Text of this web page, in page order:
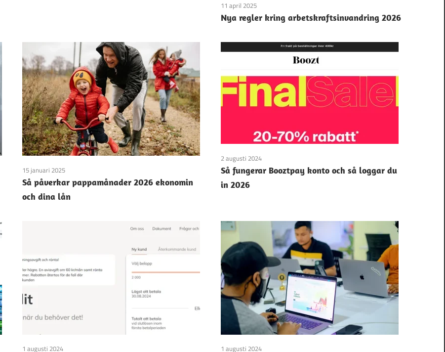
11 april 2025
Nya regler kring arbetskraftsinvandring 2026
15 januari 2025
Så påverkar pappamånader 2026 ekonomin
och dina lån
2 augusti 2024
Så fungerar Booztpay konto och så loggar du
in 2026
1 augusti 2024 1 augusti 2024